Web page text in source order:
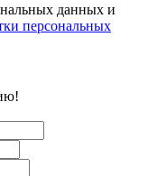
данных и
персональных